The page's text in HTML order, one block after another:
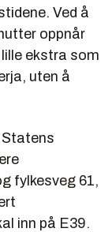
Ved å
oppnår
ekstra som
uten å
Statens
fylkesveg 61,
inn på E39.